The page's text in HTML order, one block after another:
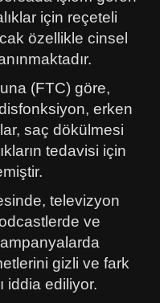
için reçeteli
özellikle cinsel
(FTC) göre,
erken
saç dökülmesi
tedavisi için
televizyon
ve
gizli ve fark
iddia ediliyor.